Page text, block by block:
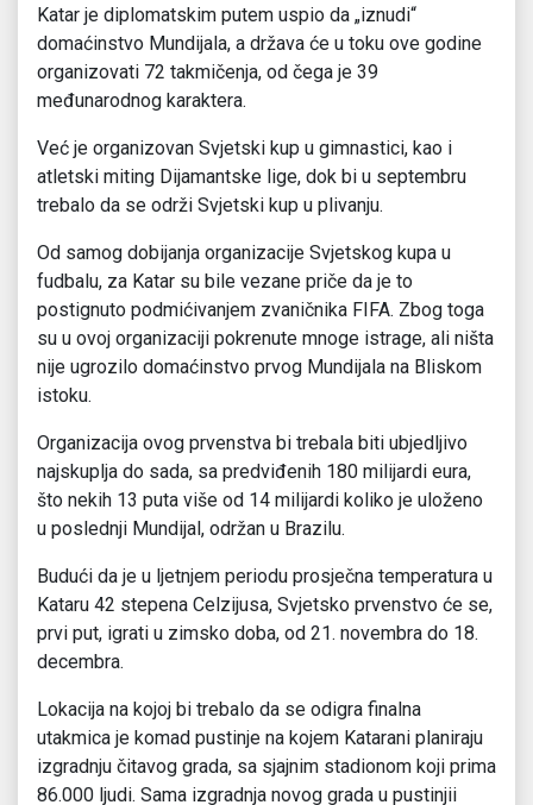
Katar je diplomatskim putem uspio da „iznudi“
domaćinstvo Mundijala, a država će u toku ove godine
organizovati 72 takmičenja, od čega je 39
međunarodnog karaktera.
Već je organizovan Svjetski kup u gimnastici, kao i
atletski miting Dijamantske lige, dok bi u septembru
trebalo da se održi Svjetski kup u plivanju.
Od samog dobijanja organizacije Svjetskog kupa u
fudbalu, za Katar su bile vezane priče da je to
postignuto podmićivanjem zvaničnika FIFA. Zbog toga
su u ovoj organizaciji pokrenute mnoge istrage, ali ništa
nije ugrozilo domaćinstvo prvog Mundijala na Bliskom
istoku.
Organizacija ovog prvenstva bi trebala biti ubjedljivo
najskuplja do sada, sa predviđenih 180 milijardi eura,
što nekih 13 puta više od 14 milijardi koliko je uloženo
u poslednji Mundijal, održan u Brazilu.
Budući da je u ljetnjem periodu prosječna temperatura u
Kataru 42 stepena Celzijusa, Svjetsko prvenstvo će se,
prvi put, igrati u zimsko doba, od 21. novembra do 18.
decembra.
Lokacija na kojoj bi trebalo da se odigra finalna
utakmica je komad pustinje na kojem Katarani planiraju
izgradnju čitavog grada, sa sjajnim stadionom koji prima
86.000 ljudi. Sama izgradnja novog grada u pustinjii